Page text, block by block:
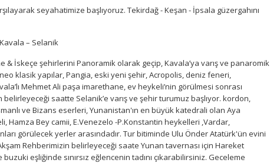
seyahatimize başlıyoruz. Tekirdağ - Keşan - İpsala güzergahını
– Selanik
& İskeçe şehirlerini Panoramik olarak geçip, Kavala’ya varış ve panaromik
klasik yapılar, Pangia, eski yeni şehir, Acropolis, deniz feneri,
Mehmet Ali paşa imarethane, ev heykeli’nin görülmesi sonrası
saatte Selanik’e varış ve şehir turumuz başlıyor. kordon,
ve Bizans eserleri, Yunanistan'ın en büyük katedrali olan Aya
Hamza Bey camii, E.Venezelo -P.Konstantin heykelleri ,Vardar,
görülecek yerler arasındadır. Tur bitiminde Ulu Önder Atatürk'ün evini
Rehberimizin belirleyeceği saate Yunan tavernası için Hareket
eşliğinde sınırsız eğlencenin tadını çıkarabilirsiniz. Geceleme